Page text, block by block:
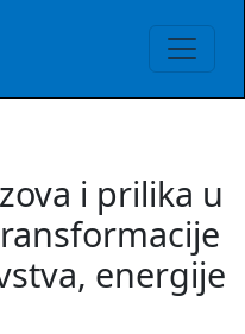
i prilika u
energije